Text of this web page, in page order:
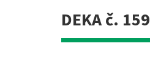
DEKA č. 159